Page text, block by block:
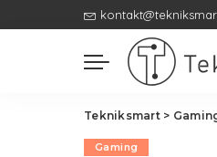
Tekniksmart>
Gaming